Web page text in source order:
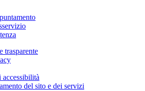
trasparente
del sito e dei servizi